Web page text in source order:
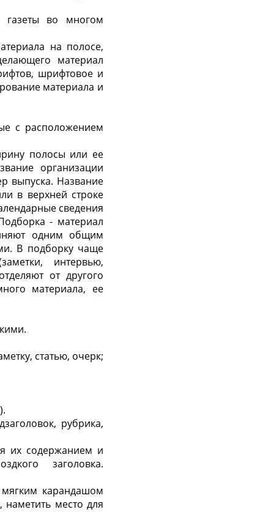
газеты во многом
на полосе,
материал
шрифтовое и
материала и
с расположением
полосы или ее
организации
выпуска. Название
в верхней строке
сведения
- материал
одним общим
В подборку чаще
интервью,
от другого
материала, ее
статью, очерк;
рубрика,
их содержанием и
заголовка.
карандашом
наметить место для